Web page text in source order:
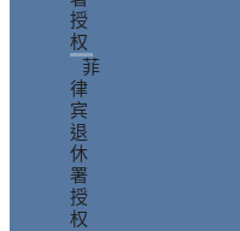
授
权
菲
律
宾
退
休
署
授
权